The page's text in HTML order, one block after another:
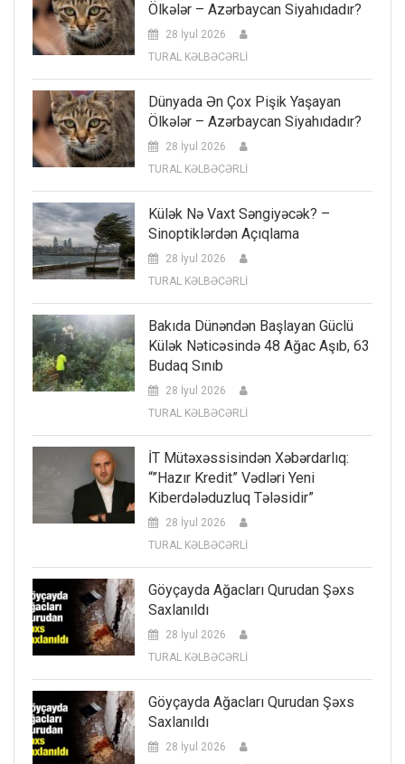
Ölkələr – Azərbaycan Siyahıdadır?
28 İyul 2026
TURAL KƏLBƏCƏRLİ
Dünyada Ən Çox Pişik Yaşayan
Ölkələr – Azərbaycan Siyahıdadır?
28 İyul 2026
TURAL KƏLBƏCƏRLİ
Külək Nə Vaxt Səngiyəcək? –
Sinoptiklərdən Açıqlama
28 İyul 2026
TURAL KƏLBƏCƏRLİ
Bakıda Dünəndən Başlayan Güclü
Külək Nəticəsində 48 Ağac Aşıb, 63
Budaq Sınıb
28 İyul 2026
TURAL KƏLBƏCƏRLİ
İT Mütəxəssisindən Xəbərdarlıq:
“”Hazır Kredit” Vədləri Yeni
Kiberdələduzluq Tələsidir”
28 İyul 2026
TURAL KƏLBƏCƏRLİ
Göyçayda Ağacları Qurudan Şəxs
Saxlanıldı
28 İyul 2026
TURAL KƏLBƏCƏRLİ
Göyçayda Ağacları Qurudan Şəxs
Saxlanıldı
28 İyul 2026